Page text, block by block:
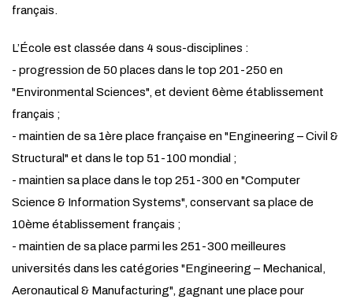
français.
L’École est classée dans 4 sous-disciplines :
- progression de 50 places dans le top 201-250 en
"Environmental Sciences", et devient 6ème établissement
français ;
- maintien de sa 1ère place française en "Engineering – Civil &
Structural" et dans le top 51-100 mondial ;
- maintien sa place dans le top 251-300 en "Computer
Science & Information Systems", conservant sa place de
10ème établissement français ;
- maintien de sa place parmi les 251-300 meilleures
universités dans les catégories "Engineering – Mechanical,
Aeronautical & Manufacturing", gagnant une place pour